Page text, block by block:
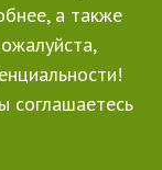
а также
соглашаетесь